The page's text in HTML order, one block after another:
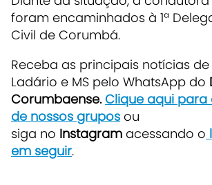
foram encaminhados à 1ª
Civil de Corumbá.
Receba as principais notícias
Ladário e MS pelo WhatsApp do
Corumbaense.Clique aqui
de nossos grupos ou
siga no Instagram acessando o
em seguir.